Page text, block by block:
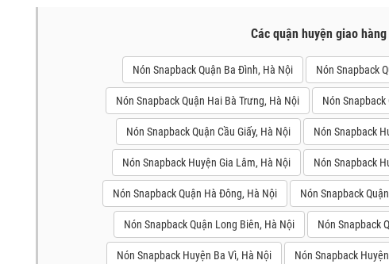
Các quận huyện giao
Nón Snapback Quận Ba Đình, Hà Nội Nón Snapback
Nón Snapback Quận Hai Bà Trưng, Hà Nội Nón
Nón Snapback Quận Cầu Giấy, Hà Nội Nón Snapback
Nón Snapback Huyện Gia Lâm, Hà Nội Nón Snapback
Nón Snapback Quận Hà Đông, Hà Nội Nón Snapback
Nón Snapback Quận Long Biên, Hà Nội Nón Snapback
Nón Snapback Huyện Ba Vì, Hà Nội Nón Snapback